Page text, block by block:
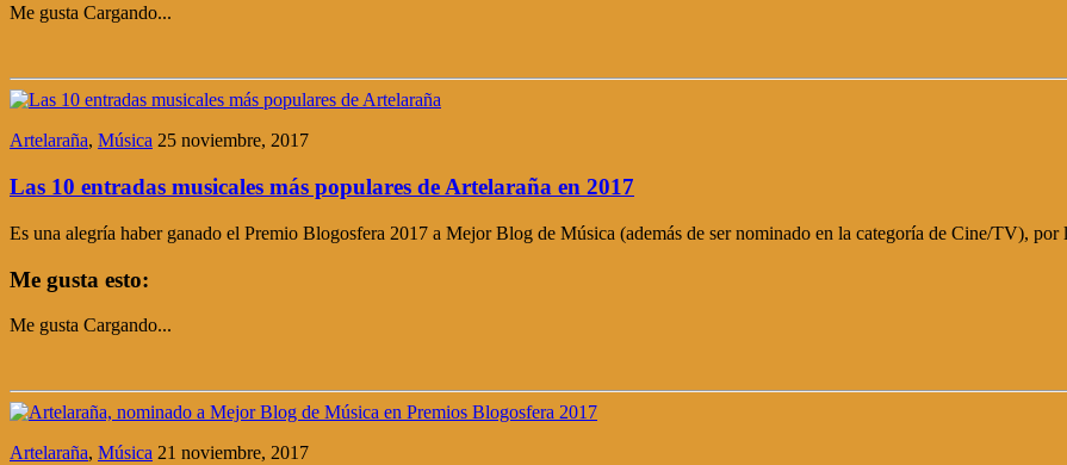
Me gusta Cargando...
Artelaraña, Música 25 noviembre, 2017
Las 10 entradas musicales más populares de Artelaraña en 2017
Es una alegría haber ganado el Premio Blogosfera 2017 a Mejor Blog de Música (además de ser nominado en la categoría de Cine/TV),
Me gusta esto:
Me gusta Cargando...
Artelaraña, Música 21 noviembre, 2017